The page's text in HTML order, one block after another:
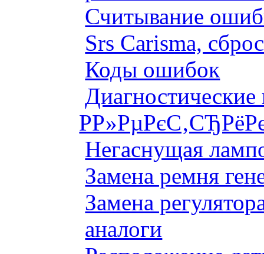
Считывание
Srs Carisma,
Коды ошибок
Негаснущая
Замена ремня
Замена
аналоги